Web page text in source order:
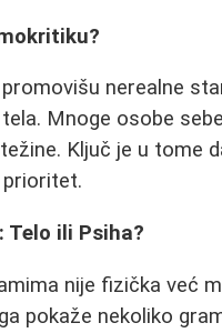
nerealne
Mnoge osobe
Ključ je u tome
prioritet.
Telo ili Psiha?
nije fizička već
pokaže nekoliko